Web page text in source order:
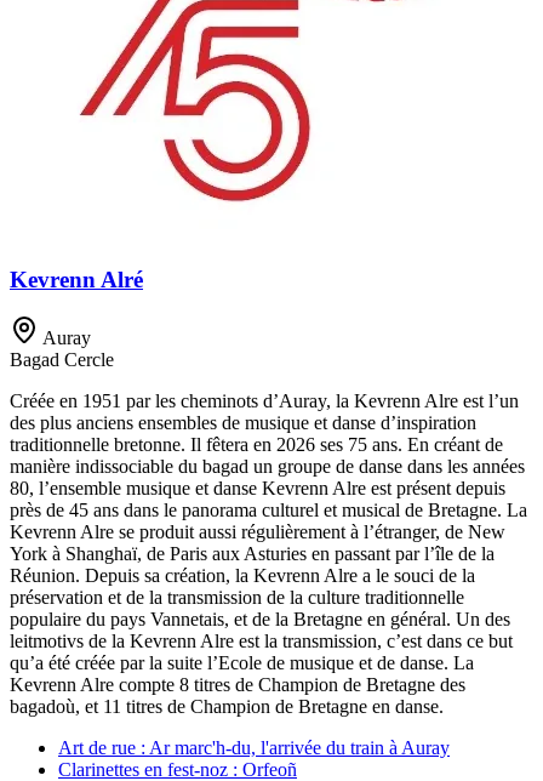
Kevrenn Alré
Auray
Bagad Cercle
Créée en 1951 par les cheminots d’Auray, la Kevrenn Alre est l’un
des plus anciens ensembles de musique et danse d’inspiration
traditionnelle bretonne. Il fêtera en 2026 ses 75 ans. En créant de
manière indissociable du bagad un groupe de danse dans les années
80, l’ensemble musique et danse Kevrenn Alre est présent depuis
près de 45 ans dans le panorama culturel et musical de Bretagne. La
Kevrenn Alre se produit aussi régulièrement à l’étranger, de New
York à Shanghaï, de Paris aux Asturies en passant par l’île de la
Réunion. Depuis sa création, la Kevrenn Alre a le souci de la
préservation et de la transmission de la culture traditionnelle
populaire du pays Vannetais, et de la Bretagne en général. Un des
leitmotivs de la Kevrenn Alre est la transmission, c’est dans ce but
qu’a été créée par la suite l’Ecole de musique et de danse. La
Kevrenn Alre compte 8 titres de Champion de Bretagne des
bagadoù, et 11 titres de Champion de Bretagne en danse.
Art de rue : Ar marc'h-du, l'arrivée du train à Auray
Clarinettes en fest-noz : Orfeoñ